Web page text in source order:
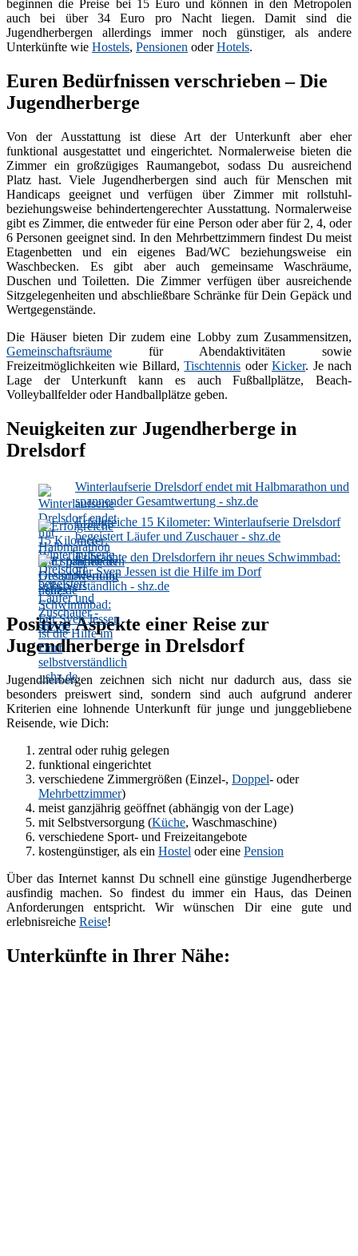
beginnen die Preise bei 15 Euro und können in den Metropolen
auch bei über 34 Euro pro Nacht liegen. Damit sind die
Jugendherbergen allerdings immer noch günstiger, als andere
Unterkünfte wie Hostels, Pensionen oderHotels.
Euren Bedürfnissen verschrieben – Die
Jugendherberge
Von der Ausstattung ist diese Art der Unterkunft aber eher
funktional ausgestattet und eingerichtet. Normalerweise bieten die
Zimmer ein großzügiges Raumangebot, sodass Du ausreichend
Platz hast. Viele Jugendherbergen sind auch für Menschen mit
Handicaps geeignet und verfügen über Zimmer mit rollstuhl-
beziehungsweise behindertengerechter Ausstattung. Normalerweise
gibt es Zimmer, die entweder für eine Person oder aber für 2, 4, oder
6 Personen geeignet sind. In den Mehrbettzimmern findest Du meist
Etagenbetten und ein eigenes Bad/WC beziehungsweise ein
Waschbecken. Es gibt aber auch gemeinsame Waschräume,
Duschen und Toiletten. Die Zimmer verfügen über ausreichende
Sitzgelegenheiten und abschließbare Schränke für Dein Gepäck und
Wertgegenstände.
Die Häuser bieten Dir zudem eine Lobby zum Zusammensitzen,
Gemeinschaftsräume für Abendaktivitäten sowie
Freizeitmöglichkeiten wie Billard,Tischtennis oderKicker. Je nach
Lage der Unterkunft kann es auch Fußballplätze, Beach-
Volleyballfelder oder Handballplätze geben.
Neuigkeiten zur Jugendherberge in
Drelsdorf
Winterlaufserie Drelsdorf endet mit Halbmarathon und
spannender Gesamtwertung - shz.de
Erfolgreiche 15 Kilometer: Winterlaufserie Drelsdorf
begeistert Läufer und Zuschauer - shz.de
Er brachte den Drelsdorfern ihr neues Schwimmbad:
Für Sven Jessen ist die Hilfe im Dorf
selbstverständlich - shz.de
Positive Aspekte einer Reise zur
Jugendherberge in Drelsdorf
Jugendherbergen zeichnen sich nicht nur dadurch aus, dass sie
besonders preiswert sind, sondern sind auch aufgrund anderer
Kriterien eine lohnende Unterkunft für junge und junggebliebene
Reisende, wie Dich:
zentral oder ruhig gelegen
funktional eingerichtet
verschiedene Zimmergrößen (Einzel-, Doppel- oder
Mehrbettzimmer)
meist ganzjährig geöffnet (abhängig von der Lage)
mit Selbstversorgung (Küche, Waschmaschine)
verschiedene Sport- und Freizeitangebote
kostengünstiger, als ein Hostel oder eine Pension
Über das Internet kannst Du schnell eine günstige Jugendherberge
ausfindig machen. So findest du immer ein Haus, das Deinen
Anforderungen entspricht. Wir wünschen Dir eine gute und
erlebnisreiche Reise!
Unterkünfte in Ihrer Nähe: